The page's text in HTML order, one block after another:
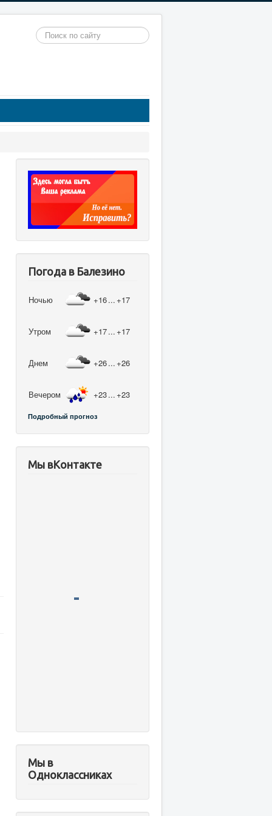
Искать...
Погода в Балезино
Ночью +16... +17
Утром +17... +17
Днем +26... +26
Вечером +23... +23
Подробный прогноз
Мы вКонтакте
Мы в
Одноклассниках